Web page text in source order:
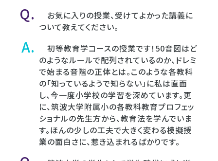
お気に入りの授業、受けてよかった講義に
ついて教えてください。
初等教育学コースの授業です！50音図はど
のようなルールで配列されているのか、ドレミ
で始まる音階の正体とは。このような各教科
の「知っているようで知らない」に私は直面
し、今一度小学校の学習を深めています。更
に、筑波大学附属小の各教科教育プロフェッ
ショナルの先生方から、教育法を学んでいま
す。ほんの少しの工夫で大きく変わる模擬授
業の面白さに、惹き込まれるばかりです。